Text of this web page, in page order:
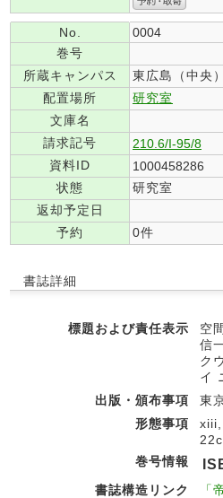
No.
0004
巻号
所蔵キャンパス
東広島（中央）
配置場所
研究室
文庫名
請求記号
210.6/I-95/8
資料ID
1000458286
状態
研究室
返却予定日
予約
0件
書誌詳細
標題および責任表示
空
信
ク
イ
出版・頒布事項
東
形態事項
巻号情報
書誌構造リンク
「